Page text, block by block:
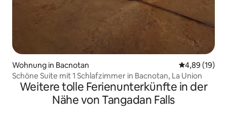
Wohnung in Bacnotan
4,89 (19)
Schöne Suite mit 1 Schlafzimmer in Bacnotan, La Union
Weitere tolle Ferienunterkünfte in der
Nähe von Tangadan Falls